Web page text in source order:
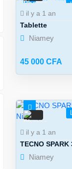
4
il y a 1 an
Tablette
Niamey
45 000 CFA
5
il y a 1 an
TECNO SPARK
Niamey